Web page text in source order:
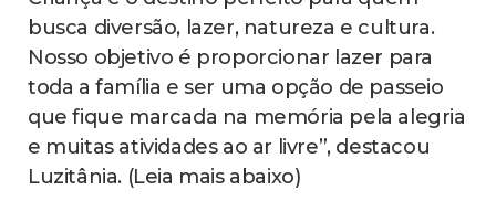
busca diversão, lazer, natureza e cultura.
Nosso objetivo é proporcionar lazer para
toda a família e ser uma opção de passeio
que fique marcada na memória pela alegria
e muitas atividades ao ar livre”, destacou
Luzitânia. (Leia mais abaixo)